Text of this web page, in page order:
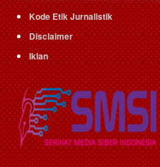
Kode Etik Jurnalistik
Disclaimer
Iklan